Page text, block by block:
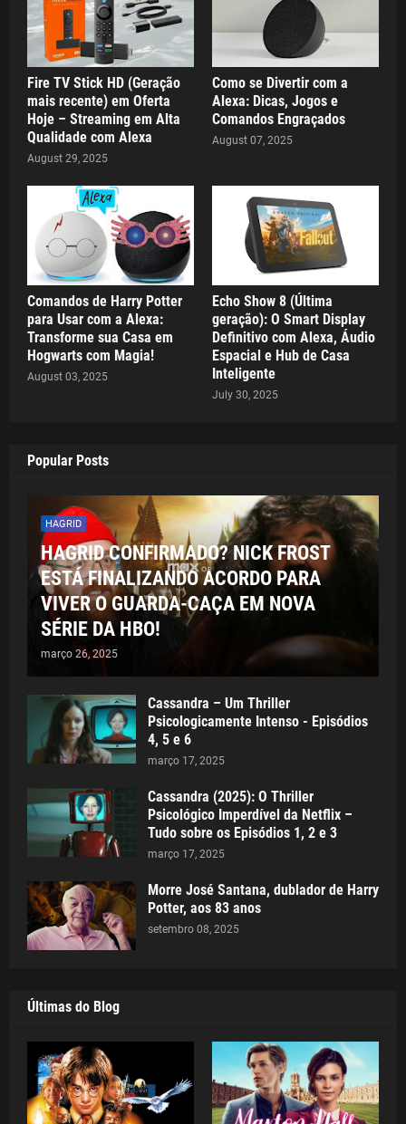
Fire TV Stick HD (Geração
mais recente) em Oferta
Hoje – Streaming em Alta
Qualidade com Alexa
August 29, 2025
Como se Divertir com a
Alexa: Dicas, Jogos e
Comandos Engraçados
August 07, 2025
Comandos de Harry Potter
para Usar com a Alexa:
Transforme sua Casa em
Hogwarts com Magia!
August 03, 2025
Echo Show 8 (Última
geração): O Smart Display
Definitivo com Alexa, Áudio
Espacial e Hub de Casa
Inteligente
July 30, 2025
Popular Posts
HAGRID
HAGRID CONFIRMADO? NICK FROST
ESTÁ FINALIZANDO ACORDO PARA
VIVER O GUARDA-CAÇA EM NOVA
SÉRIE DA HBO!
março 26, 2025
Cassandra – Um Thriller
Psicologicamente Intenso - Episódios
4, 5 e 6
março 17, 2025
Cassandra (2025): O Thriller
Psicológico Imperdível da Netflix –
Tudo sobre os Episódios 1, 2 e 3
março 17, 2025
Morre José Santana, dublador de Harry
Potter, aos 83 anos
setembro 08, 2025
Últimas do Blog